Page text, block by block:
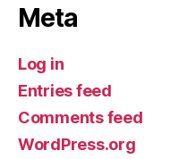
Meta
Log in
Entries feed
Comments feed
WordPress.org